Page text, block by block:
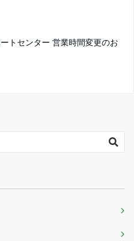
トセンター 営業時間変更のお